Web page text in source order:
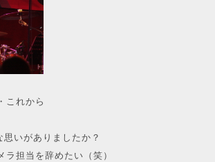
これから
いがありましたか？
担当を辞めたい（笑）